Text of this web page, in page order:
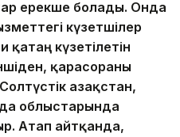
ерекше болады. Онда
күзетшілер
қатаң күзетілетін
қарасораны
Қазақстан,
облыстарында
Атап айтқанда,